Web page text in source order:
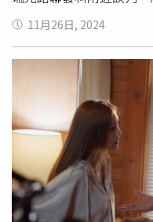
蔡女大量出血、失去呼
丈夫向《ETtoday新聞
近搭訕妻子，隨後展開
人，無止盡的騷擾和恐
打，妻子本來打算原諒
提告，殊不知宿男在法庭
係。蔡女丈夫氣憤表示，
都和妻子待在一起，出
不及了，更不可能單獨約
男仍時常跑到妻子的工作
天，宿男又來找人，妻
11月26日, 2024